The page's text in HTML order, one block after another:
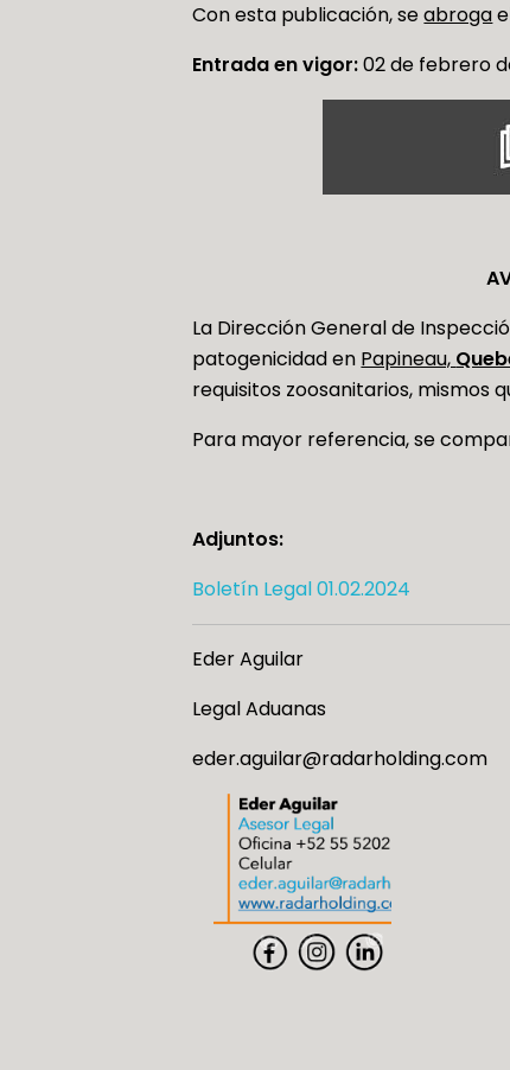
Con esta publicación, seabroga
Entrada en vigor:02 de febrero
La Dirección General de
patogenicidad en Papineau,
requisitos zoosanitarios, mismos
Para mayor referencia, se
Adjuntos:
Boletín Legal 01.02.2024
Eder Aguilar
Legal Aduanas
eder.aguilar@radarholding.com